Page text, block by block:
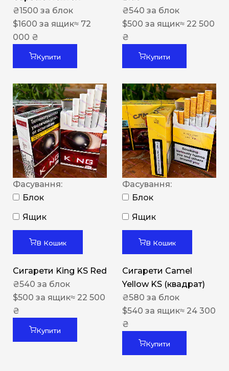
₴1500 за блок
$1600 за ящик≈ 72
000 ₴
Купити
₴540 за блок
$500 за ящик≈ 22 500
₴
Купити
Фасування:
Блок
Ящик
В Кошик
Сигарети King KS Red
₴540 за блок
$500 за ящик≈ 22 500
₴
Купити
Фасування:
Блок
Ящик
В Кошик
Сигарети Camel
Yellow KS (квадрат)
₴580 за блок
$540 за ящик≈ 24 300
₴
Купити